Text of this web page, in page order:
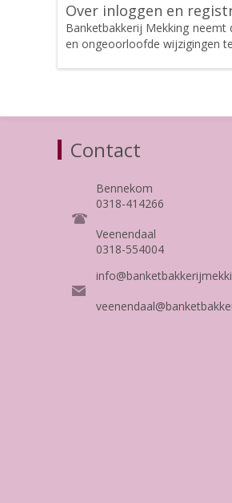
Over inloggen en
Banketbakkerij Mekking
en ongeoorloofde wijzigingen
Contact
Bennekom
0318-414266
Veenendaal
0318-554004